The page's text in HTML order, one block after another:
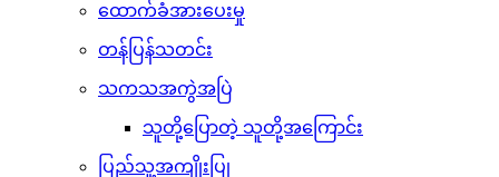
ထောက်ခံအားပေးမှု
တန်ပြန်သတင်း
သကသအကွဲအပြဲ
သူတို့ပြောတဲ့ သူတို့အကြောင်း
ပြည်သူ့အကျိုးပြု